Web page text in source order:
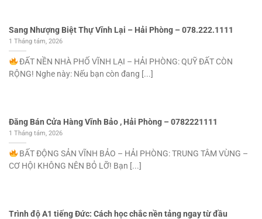
Sang Nhượng Biệt Thự Vĩnh Lại – Hải Phòng – 078.222.1111
1 Tháng tám, 2026
ĐẤT NỀN NHÀ PHỐ VĨNH LẠI – HẢI PHÒNG: QUỸ ĐẤT CÒN
RỘNG! Nghe này: Nếu bạn còn đang [...]
Đăng Bán Cửa Hàng Vĩnh Bảo , Hải Phòng – 0782221111
1 Tháng tám, 2026
BẤT ĐỘNG SẢN VĨNH BẢO – HẢI PHÒNG: TRUNG TÂM VÙNG –
CƠ HỘI KHÔNG NÊN BỎ LỠ! Bạn [...]
Trình độ A1 tiếng Đức: Cách học chắc nền tảng ngay từ đầu